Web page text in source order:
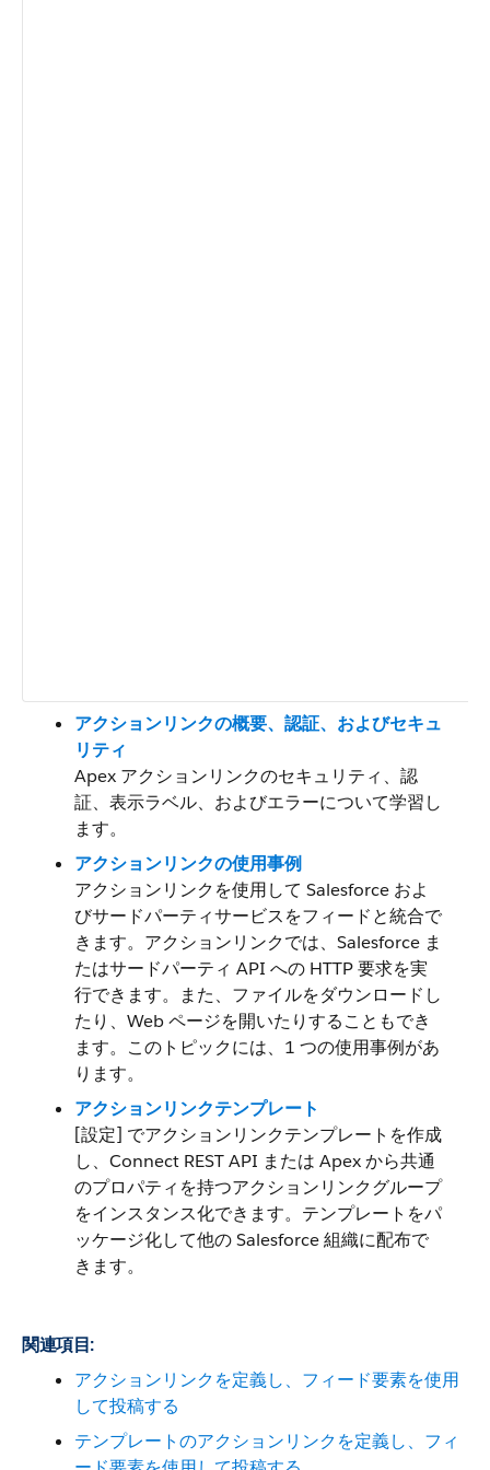
アクションリンクの概要、認証、およびセキュ
リティ
Apex アクションリンクのセキュリティ、認
証、表示ラベル、およびエラーについて学習し
ます。
アクションリンクの使用事例
アクションリンクを使用して Salesforce およ
びサードパーティサービスをフィードと統合で
きます。アクションリンクでは、Salesforce ま
たはサードパーティ API への HTTP 要求を実
行できます。また、ファイルをダウンロードし
たり、Web ページを開いたりすることもでき
ます。このトピックには、1 つの使用事例があ
ります。
アクションリンクテンプレート
[設定] でアクションリンクテンプレートを作成
し、Connect REST API または Apex から共通
のプロパティを持つアクションリンクグループ
をインスタンス化できます。テンプレートをパ
ッケージ化して他の Salesforce 組織に配布で
きます。
関連項目:
アクションリンクを定義し、フィード要素を使用
して投稿する
テンプレートのアクションリンクを定義し、フィ